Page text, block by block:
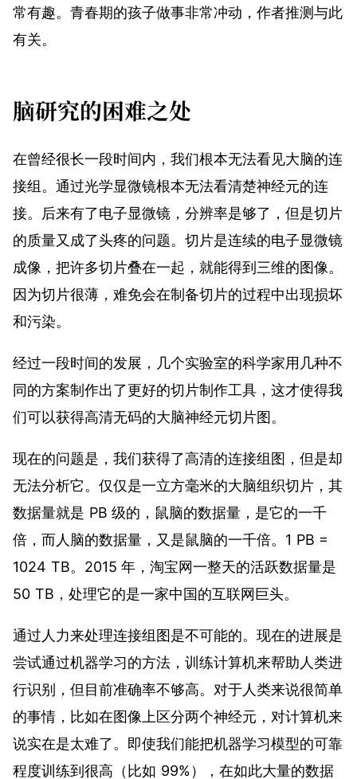
常有趣。青春期的孩子做事非常冲动，作者推测与此
有关。
脑研究的困难之处
在曾经很长一段时间内，我们根本无法看见大脑的连
接组。通过光学显微镜根本无法看清楚神经元的连
接。后来有了电子显微镜，分辨率是够了，但是切片
的质量又成了头疼的问题。切片是连续的电子显微镜
成像，把许多切片叠在一起，就能得到三维的图像。
因为切片很薄，难免会在制备切片的过程中出现损坏
和污染。
经过一段时间的发展，几个实验室的科学家用几种不
同的方案制作出了更好的切片制作工具，这才使得我
们可以获得高清无码的大脑神经元切片图。
现在的问题是，我们获得了高清的连接组图，但是却
无法分析它。仅仅是一立方毫米的大脑组织切片，其
数据量就是 PB 级的，鼠脑的数据量，是它的一千
倍，而人脑的数据量，又是鼠脑的一千倍。1 PB =
1024 TB。2015 年，淘宝网一整天的活跃数据量是
50 TB ，处理它的是一家中国的互联网巨头。
通过人力来处理连接组图是不可能的。现在的进展是
尝试通过机器学习的方法，训练计算机来帮助人类进
行识别，但目前准确率不够高。对于人类来说很简单
的事情，比如在图像上区分两个神经元，对计算机来
说实在是太难了。即使我们能把机器学习模型的可靠
程度训练到很高（比如 99%），在如此大量的数据